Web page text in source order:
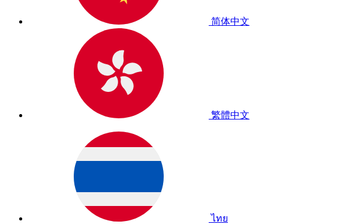
简体中文
繁體中文
ไทย